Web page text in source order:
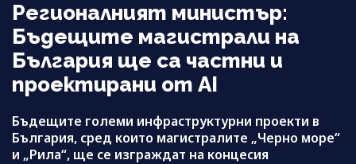
Регионалният министър:
Бъдещите магистрали на
България ще са частни и
проектирани от AI
Бъдещите големи инфраструктурни проекти в
България, сред които магистралите „Черно море“
и „Рила“, ще се изграждат на концесия